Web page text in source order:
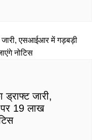
ड्राफ्ट जारी,
19 लाख